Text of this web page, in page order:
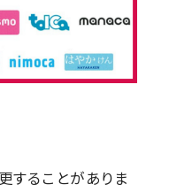
することがありま